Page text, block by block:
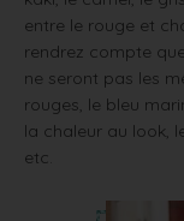
entre le rouge et
rendrez compte
ne seront pas les
rouges, le bleu
la chaleur au look,
etc.